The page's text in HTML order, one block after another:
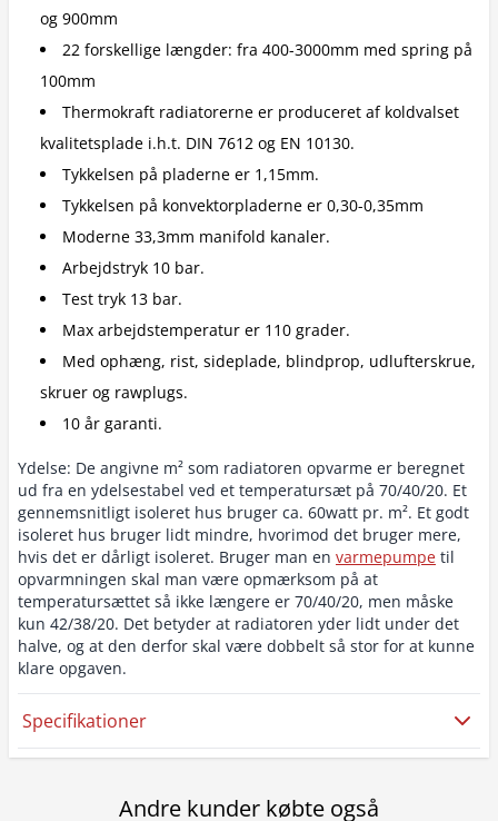
og 900mm
22 forskellige længder: fra 400-3000mm med spring på
100mm
Thermokraft radiatorerne er produceret af koldvalset
kvalitetsplade i.h.t. DIN 7612 og EN 10130.
Tykkelsen på pladerne er 1,15mm.
Tykkelsen på konvektorpladerne er 0,30-0,35mm
Moderne 33,3mm manifold kanaler.
Arbejdstryk 10 bar.
Test tryk 13 bar.
Max arbejdstemperatur er 110 grader.
Med ophæng, rist, sideplade, blindprop, udlufterskrue,
skruer og rawplugs.
10 år garanti.
Ydelse: De angivne m² som radiatoren opvarme er beregnet
ud fra en ydelsestabel ved et temperatursæt på 70/40/20. Et
gennemsnitligt isoleret hus bruger ca. 60watt pr. m². Et godt
isoleret hus bruger lidt mindre, hvorimod det bruger mere,
hvis det er dårligt isoleret. Bruger man en varmepumpe til
opvarmningen skal man være opmærksom på at
temperatursættet så ikke længere er 70/40/20, men måske
kun 42/38/20. Det betyder at radiatoren yder lidt under det
halve, og at den derfor skal være dobbelt så stor for at kunne
klare opgaven.
Specifikationer
Andre kunder købte også